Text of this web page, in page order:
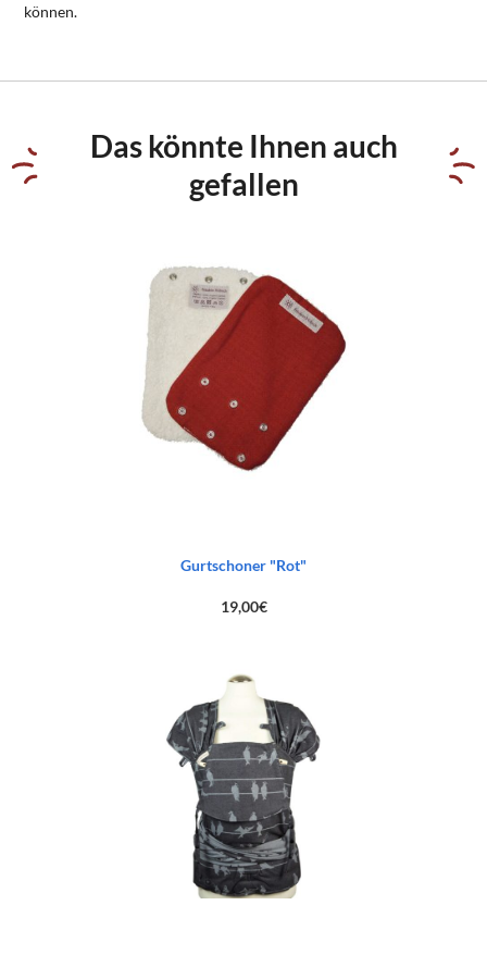
können.
Das könnte Ihnen auch
gefallen
Gurtschoner "Rot"
19,00€